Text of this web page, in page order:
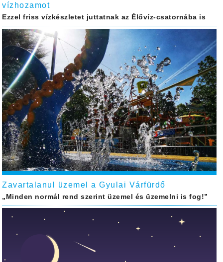
vízhozamot
Ezzel friss vízkészletet juttatnak az Élővíz-csatornába is
Zavartalanul üzemel a Gyulai Várfürdő
„Minden normál rend szerint üzemel és üzemelni is fog!”